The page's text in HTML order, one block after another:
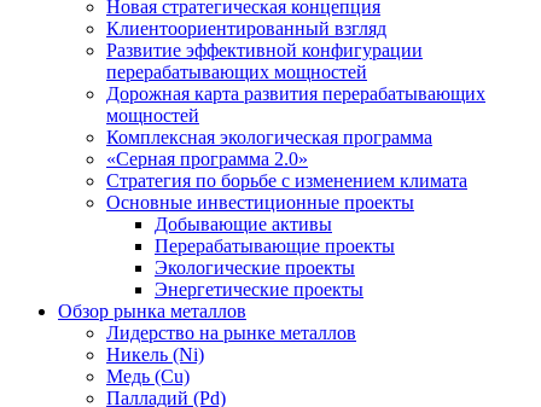
Новая стратегическая концепция
Клиентоориентированный взгляд
Развитие эффективной конфигурации
перерабатывающих мощностей
Дорожная карта развития перерабатывающих
мощностей
Комплексная экологическая программа
«Серная программа 2.0»
Стратегия по борьбе с изменением климата
Основные инвестиционные проекты
Добывающие активы
Перерабатывающие проекты
Экологические проекты
Энергетические проекты
Обзор рынка металлов
Лидерство на рынке металлов
Никель (Ni)
Медь (Cu)
Палладий (Pd)